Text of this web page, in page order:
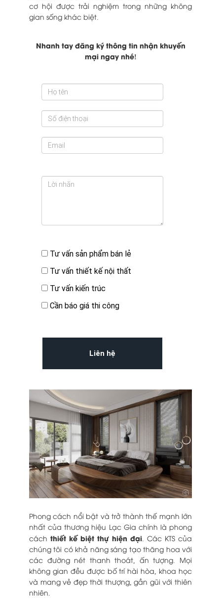
cơ hội được trải nghiệm trong những không
gian sống khác biệt.
Nhanh tay đăng ký thông tin nhận khuyến
mại ngay nhé!
Tư vấn sản phẩm bán lẻ
Tư vấn thiết kế nội thất
Tư vấn kiến trúc
Cần báo giá thi công
Phong cách nổi bật và trở thành thế mạnh lớn
nhất của thương hiệu Lạc Gia chính là phong
cáchthiết kế biệt thự hiện đại. Các KTS của
chúng tôi có khả năng sáng tạo thăng hoa với
các đường nét thanh thoát, ấn tượng. Mọi
không gian đều được bố trí hài hòa, khoa học
và mang vẻ đẹp thời thượng, gần gũi với thiên
nhiên.